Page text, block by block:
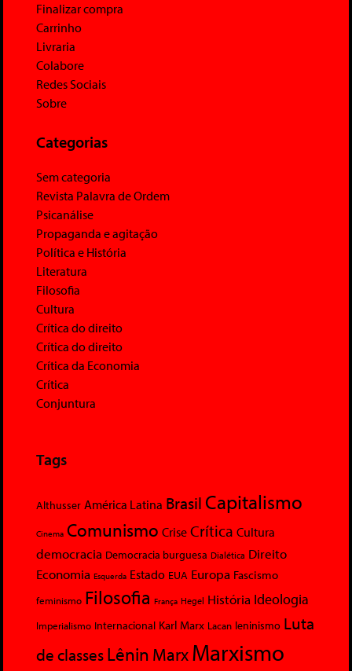
Finalizar compra
Carrinho
Livraria
Colabore
Redes Sociais
Sobre
Categorias
Sem categoria
Revista Palavra de Ordem
Psicanálise
Propaganda e agitação
Política e História
Literatura
Filosofia
Cultura
Crítica do direito
Crítica do direito
Crítica da Economia
Crítica
Conjuntura
Tags
Althusser América Latina Brasil Capitalismo
Cinema Comunismo Crise Crítica Cultura
democracia Democracia burguesa Dialética Direito
Economia Esquerda Estado EUA Europa Fascismo
feminismo Filosofia França Hegel História Ideologia
Imperialismo Internacional Karl Marx Lacan leninismo Luta
de classesLênin MarxMarxismo